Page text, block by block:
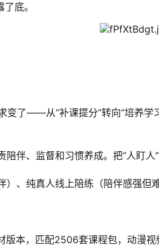
底。
了——从“补课提分”转向“培养
伴、监督和习惯养成。把“人盯人
、纯真人线上陪练（陪伴感强
本，匹配2506套课程包，动漫